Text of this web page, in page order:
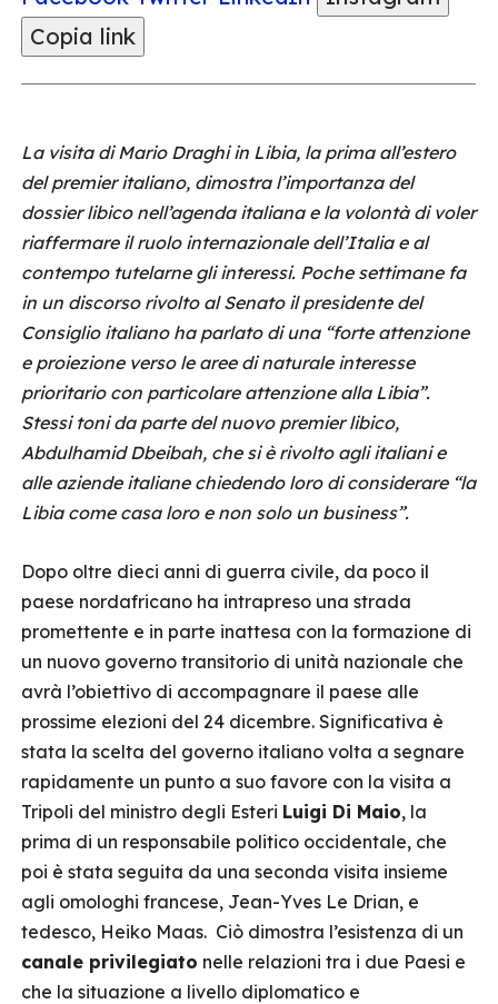
Copia link
La visita di Mario Draghi in Libia, la prima all’estero
del premier italiano, dimostra l’importanza del
dossier libico nell’agenda italiana e la volontà di voler
riaffermare il ruolo internazionale dell’Italia e al
contempo tutelarne gli interessi. Poche settimane fa
in un discorso rivolto al Senato il presidente del
Consiglio italiano ha parlato di una “forte attenzione
e proiezione verso le aree di naturale interesse
prioritario con particolare attenzione alla Libia”.
Stessi toni da parte del nuovo premier libico,
Abdulhamid Dbeibah, che si è rivolto agli italiani e
alle aziende italiane chiedendo loro di considerare “la
Libia come casa loro e non solo un business”.
Dopo oltre dieci anni di guerra civile, da poco il
paese nordafricano ha intrapreso una strada
promettente e in parte inattesa con la formazione di
un nuovo governo transitorio di unità nazionale che
avrà l’obiettivo di accompagnare il paese alle
prossime elezioni del 24 dicembre. Significativa è
stata la scelta del governo italiano volta a segnare
rapidamente un punto a suo favore con la visita a
Tripoli del ministro degli Esteri Luigi Di Maio, la
prima di un responsabile politico occidentale, che
poi è stata seguita da una seconda visita insieme
agli omologhi francese, Jean-Yves Le Drian, e
tedesco, Heiko Maas. Ciò dimostra l’esistenza di un
canale privilegiato nelle relazioni tra i due Paesi e
che la situazione a livello diplomatico e